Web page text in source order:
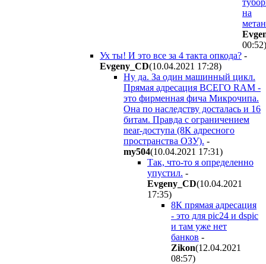
на
00:52)
Ух ты! И это все за 4 такта опкода? -
Evgeny_CD(10.04.2021 17:28)
Ну да. За один машинный цикл.
Прямая адресация ВСЕГО RAM -
это фирменная фича Микрочипа.
Она по наследству досталась и 16
битам. Правда с ограничением
near-доступа (8К адресного
пространства ОЗУ). -
my504(10.04.2021 17:31)
Так, что-то я определенно
упустил. -
Evgeny_CD(10.04.2021
17:35)
8К прямая адресация
- это для pic24 и dspic
и там уже нет
банков -
Zikon(12.04.2021
08:57)